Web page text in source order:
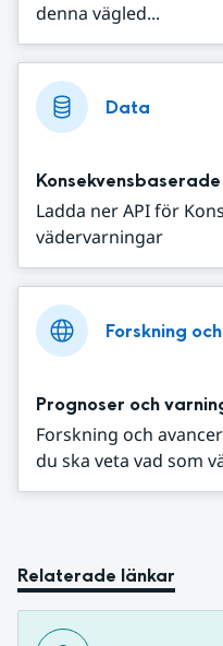
denna vägled...
Data
Ladda ner API för
vädervarningar
Forskning
Prognoser och
Forskning och
du ska veta vad som
Relaterade länkar